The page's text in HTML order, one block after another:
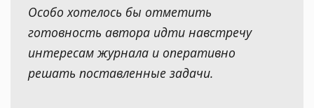
Особо хотелось бы отметить
готовность автора идти навстречу
интересам журнала и оперативно
решать поставленные задачи.